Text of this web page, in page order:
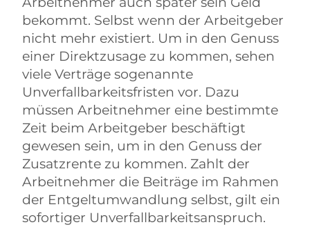
bekommt. Selbst wenn der Arbeitgeber
nicht mehr existiert. Um in den Genuss
einer Direktzusage zu kommen, sehen
viele Verträge sogenannte
Unverfallbarkeitsfristen vor. Dazu
müssen Arbeitnehmer eine bestimmte
Zeit beim Arbeitgeber beschäftigt
gewesen sein, um in den Genuss der
Zusatzrente zu kommen. Zahlt der
Arbeitnehmer die Beiträge im Rahmen
der Entgeltumwandlung selbst, gilt ein
sofortiger Unverfallbarkeitsanspruch.